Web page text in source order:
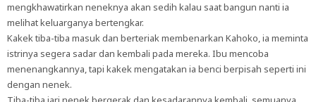
mengkhawatirkan neneknya akan sedih kalau saat bangun nanti ia
melihat keluarganya bertengkar.
Kakek tiba-tiba masuk dan berteriak membenarkan Kahoko, ia meminta
istrinya segera sadar dan kembali pada mereka. Ibu mencoba
menenangkannya, tapi kakek mengatakan ia benci berpisah seperti ini
dengan nenek.